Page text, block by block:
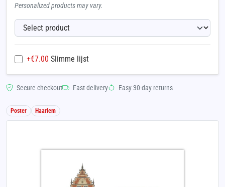
Personalized products may vary.
+€7.00 Slimme lijst
Secure checkout Fast delivery Easy 30-day returns
Poster Haarlem